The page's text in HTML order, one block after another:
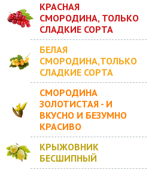
КРАСНАЯ
СМОРОДИНА, ТОЛЬКО
СЛАДКИЕ СОРТА
БЕЛАЯ
СМОРОДИНА,ТОЛЬКО
СЛАДКИЕ СОРТА
СМОРОДИНА
ЗОЛОТИСТАЯ - И
ВКУСНО И БЕЗУМНО
КРАСИВО
КРЫЖОВНИК
БЕСШИПНЫЙ